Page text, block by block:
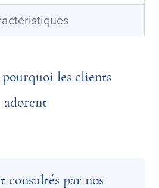
les clients
adorent
consultés par nos